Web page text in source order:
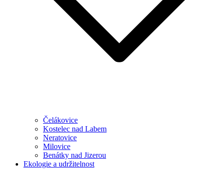
Čelákovice
Kostelec nad Labem
Neratovice
Milovice
Benátky nad Jizerou
Ekologie a udržitelnost